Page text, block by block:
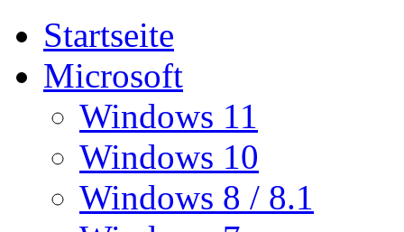
Startseite
Microsoft
Windows 11
Windows 10
Windows 8 / 8.1